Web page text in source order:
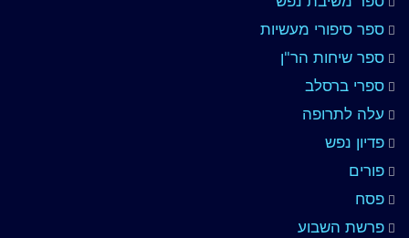
ספר סיפורי מעשיות
ספר שיחות הר"ן
ספרי ברסלב
עלה לתרופה
פדיון נפש
פורים
פסח
פרשת השבוע